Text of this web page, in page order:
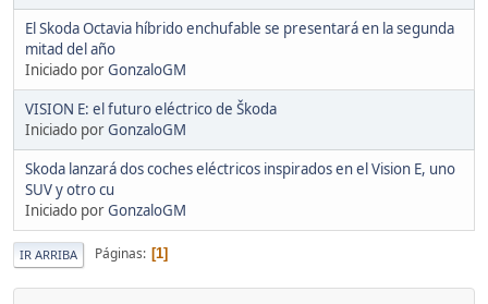
El Skoda Octavia híbrido enchufable se presentará en la segunda
mitad del año
Iniciado porGonzaloGM
VISION E: el futuro eléctrico de Škoda
Iniciado porGonzaloGM
Skoda lanzará dos coches eléctricos inspirados en el Vision E, uno
SUV y otro cu
Iniciado porGonzaloGM
IR ARRIBA Páginas 1